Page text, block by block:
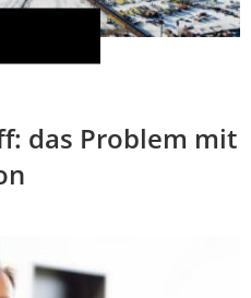
das Problem mit